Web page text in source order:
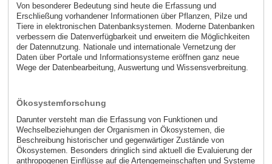
Von besonderer Bedeutung sind heute die Erfassung und
Erschließung vorhandener Informationen über Pflanzen, Pilze und
Tiere in elektronischen Datenbanksystemen. Moderne Datenbanken
verbessern die Datenverfügbarkeit und erweitern die Möglichkeiten
der Datennutzung. Nationale und internationale Vernetzung der
Daten über Portale und Informationsysteme eröffnen ganz neue
Wege der Datenbearbeitung, Auswertung und Wissensverbreitung.
Ökosystemforschung
Darunter versteht man die Erfassung von Funktionen und
Wechselbeziehungen der Organismen in Ökosystemen, die
Beschreibung historischer und gegenwärtiger Zustände von
Ökosystemen. Besonders dringlich sind aktuell die Evaluierung der
anthropogenen Einflüsse auf die Artengemeinschaften und Systeme